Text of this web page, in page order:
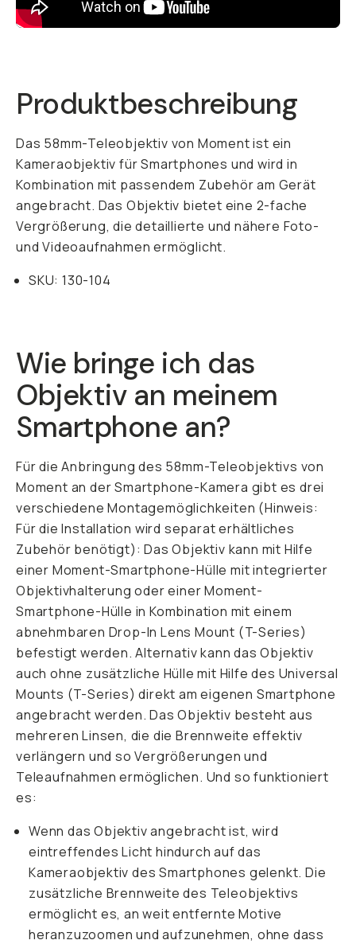
Produktbeschreibung
Das 58mm-Teleobjektiv von Moment ist ein
Kameraobjektiv für Smartphones und wird in
Kombination mit passendem Zubehör am Gerät
angebracht. Das Objektiv bietet eine 2-fache
Vergrößerung, die detaillierte und nähere Foto-
und Videoaufnahmen ermöglicht.
SKU: 130-104
Wie bringe ich das
Objektiv an meinem
Smartphone an?
Für die Anbringung des 58mm-Teleobjektivs von
Moment an der Smartphone-Kamera gibt es drei
verschiedene Montagemöglichkeiten (Hinweis:
Für die Installation wird separat erhältliches
Zubehör benötigt): Das Objektiv kann mit Hilfe
einer Moment-Smartphone-Hülle mit integrierter
Objektivhalterung oder einer Moment-
Smartphone-Hülle in Kombination mit einem
abnehmbaren Drop-In Lens Mount (T-Series)
befestigt werden. Alternativ kann das Objektiv
auch ohne zusätzliche Hülle mit Hilfe des Universal
Mounts (T-Series) direkt am eigenen Smartphone
angebracht werden. Das Objektiv besteht aus
mehreren Linsen, die die Brennweite effektiv
verlängern und so Vergrößerungen und
Teleaufnahmen ermöglichen. Und so funktioniert
es:
Wenn das Objektiv angebracht ist, wird
eintreffendes Licht hindurch auf das
Kameraobjektiv des Smartphones gelenkt. Die
zusätzliche Brennweite des Teleobjektivs
ermöglicht es, an weit entfernte Motive
heranzuzoomen und aufzunehmen, ohne dass
Already a member? Log in